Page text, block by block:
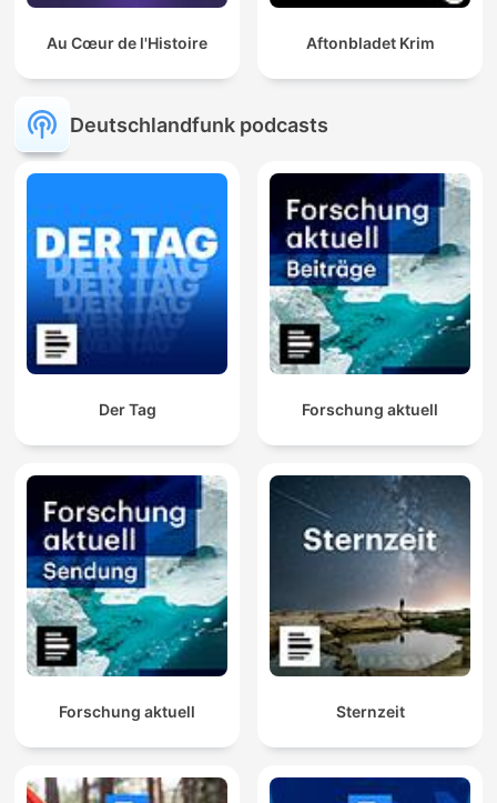
Au Cœur de l'Histoire Aftonbladet Krim
Deutschlandfunk podcasts
Der Tag Forschung aktuell
Forschung aktuell Sternzeit